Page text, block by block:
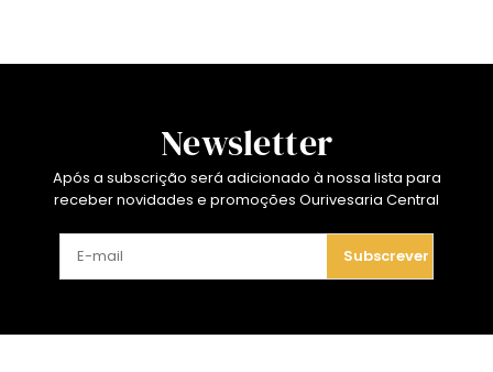
Newsletter
Após a subscrição será adicionado à nossa lista para
receber novidades e promoções Ourivesaria Central
Subscrever